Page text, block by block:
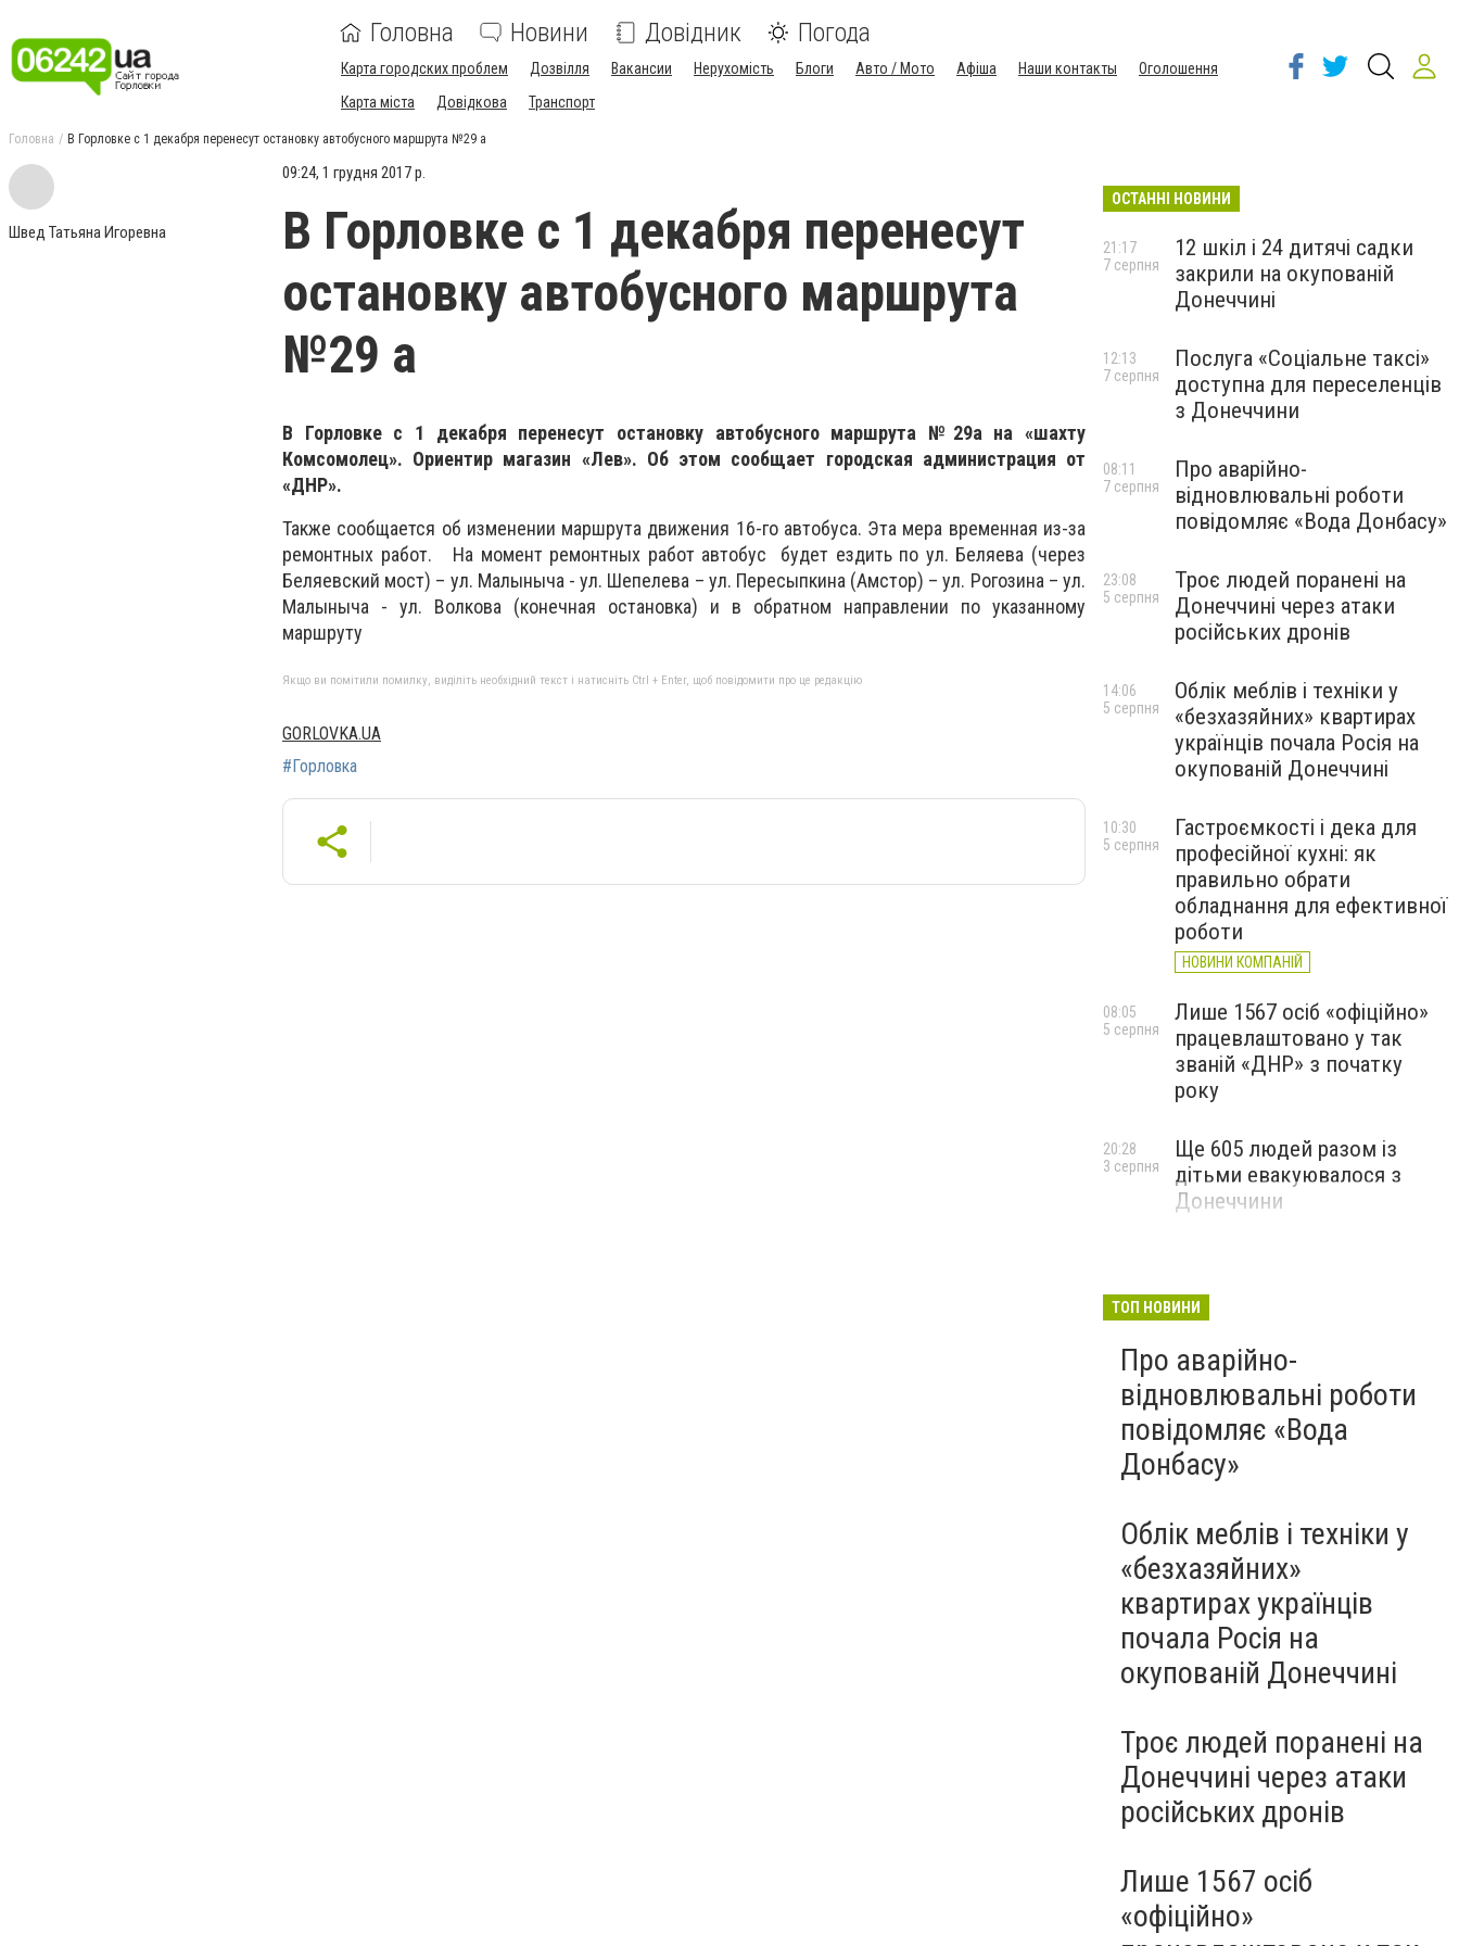
Головна Новини Довідник Погода
Карта городских проблем Дозвілля Вакансии Нерухомість Блоги Авто / Мото Афіша Наши контакты
Оголошення
Карта міста
Довідкова Транспорт
Головна В Горловке с 1 декабря перенесут остановку автобусного маршрута №29 а
Швед Татьяна Игоревна
09:24, 1 грудня 2017 р.
В Горловке с 1 декабря перенесут
остановку автобусного маршрута
№29 а
В Горловке с 1 декабря перенесут остановку автобусного маршрута №29а на «шахту
Комсомолец». Ориентир магазин «Лев». Об этом сообщает городская администрация от
«ДНР».
Также сообщается об изменении маршрута движения 16-го автобуса. Эта мера временная из-за
ремонтных работ. На момент ремонтных работ автобус будет ездить по ул. Беляева (через
Беляевский мост) – ул. Малыныча - ул. Шепелева – ул. Пересыпкина (Амстор) – ул. Рогозина – ул.
Малыныча - ул. Волкова (конечная остановка) и в обратном направлении по указанному
маршруту
Якщо ви помітили помилку, виділіть необхідний текст і натисніть Ctrl + Enter, щоб повідомити про це редакцію
GORLOVKA.UA
#Горловка
ОСТАННІ НОВИНИ
12 шкіл і 24 дитячі садки
закрили на окупованій
Донеччині
21:17
7 серпня
Послуга «Соціальне таксі»
доступна для переселенців
з Донеччини
12:13
7 серпня
Про аварійно-
відновлювальні роботи
повідомляє «Вода Донбасу»
08:11
7 серпня
Троє людей поранені на
Донеччині через атаки
російських дронів
23:08
5 серпня
Облік меблів і техніки у
«безхазяйних» квартирах
українців почала Росія на
окупованій Донеччині
14:06
5 серпня
Гастроємкості і дека для
професійної кухні: як
правильно обрати
обладнання для ефективної
роботи
НОВИНИ КОМПАНІЙ
10:30
5 серпня
Лише 1567 осіб «офіційно»
працевлаштовано у так
званій «ДНР» з початку
року
08:05
5 серпня
Ще 605 людей разом із
дітьми евакуювалося з
Донеччини
20:28
3 серпня
ТОП НОВИНИ
Про аварійно-
відновлювальні роботи
повідомляє «Вода
Донбасу»
Облік меблів і техніки у
«безхазяйних»
квартирах українців
почала Росія на
окупованій Донеччині
Троє людей поранені на
Донеччині через атаки
російських дронів
Лише 1567 осіб
«офіційно»